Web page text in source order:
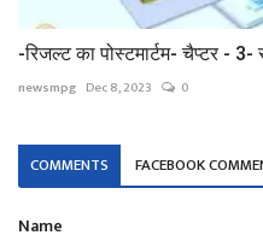
-रिजल्ट का पोस्टमार्टम- चैप्टर -
newsmpg Dec 8, 2023 0
COMMENTS FACEBOOK
Name